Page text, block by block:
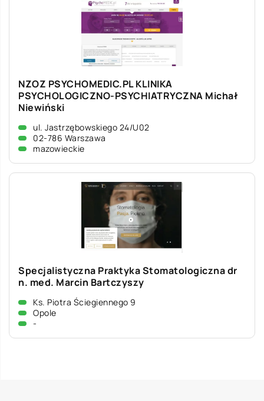
NZOZ PSYCHOMEDIC.PL KLINIKA
PSYCHOLOGICZNO-PSYCHIATRYCZNA Michał
Niewiński
ul. Jastrzębowskiego 24/U02
02-786 Warszawa
mazowieckie
Specjalistyczna Praktyka Stomatologiczna dr
n. med. Marcin Bartczyszy
Ks. Piotra Ściegiennego 9
Opole
-